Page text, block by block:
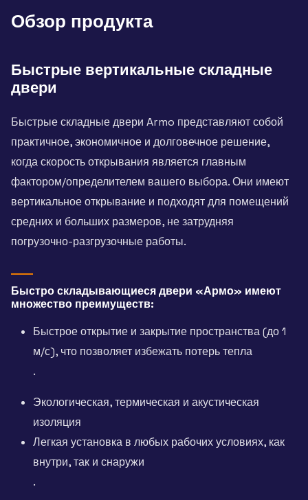
Обзор продукта
Быстрые вертикальные складные
двери
Быстрые складные двери Armo представляют собой
практичное, экономичное и долговечное решение,
когда скорость открывания является главным
фактором/определителем вашего выбора. Они имеют
вертикальное открывание и подходят для помещений
средних и больших размеров, не затрудняя
погрузочно-разгрузочные работы.
Быстро складывающиеся двери «Армо» имеют
множество преимуществ:
Быстрое открытие и закрытие пространства (до 1
м/с), что позволяет избежать потерь тепла
.
Экологическая, термическая и акустическая
изоляция
Легкая установка в любых рабочих условиях, как
внутри, так и снаружи
.